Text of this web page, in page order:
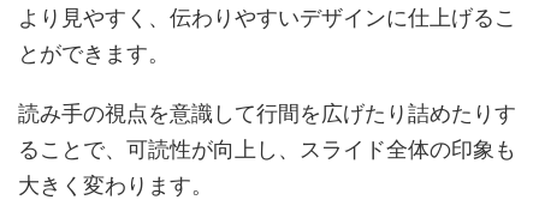
より見やすく、伝わりやすいデザインに仕上げるこ
とができます。
読み手の視点を意識して行間を広げたり詰めたりす
ることで、可読性が向上し、スライド全体の印象も
大きく変わります。